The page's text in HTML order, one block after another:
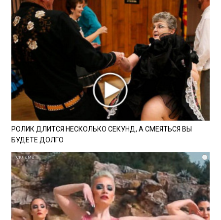
РОЛИК ДЛИТСЯ НЕСКОЛЬКО СЕКУНД, А СМЕЯТЬСЯ ВЫ
БУДЕТЕ ДОЛГО
i